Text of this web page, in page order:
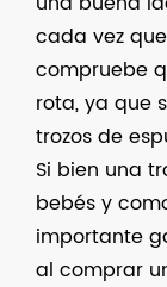
cada vez
compruebe
rota, ya que
trozos de
Si bien una
bebés y
importante
al comprar